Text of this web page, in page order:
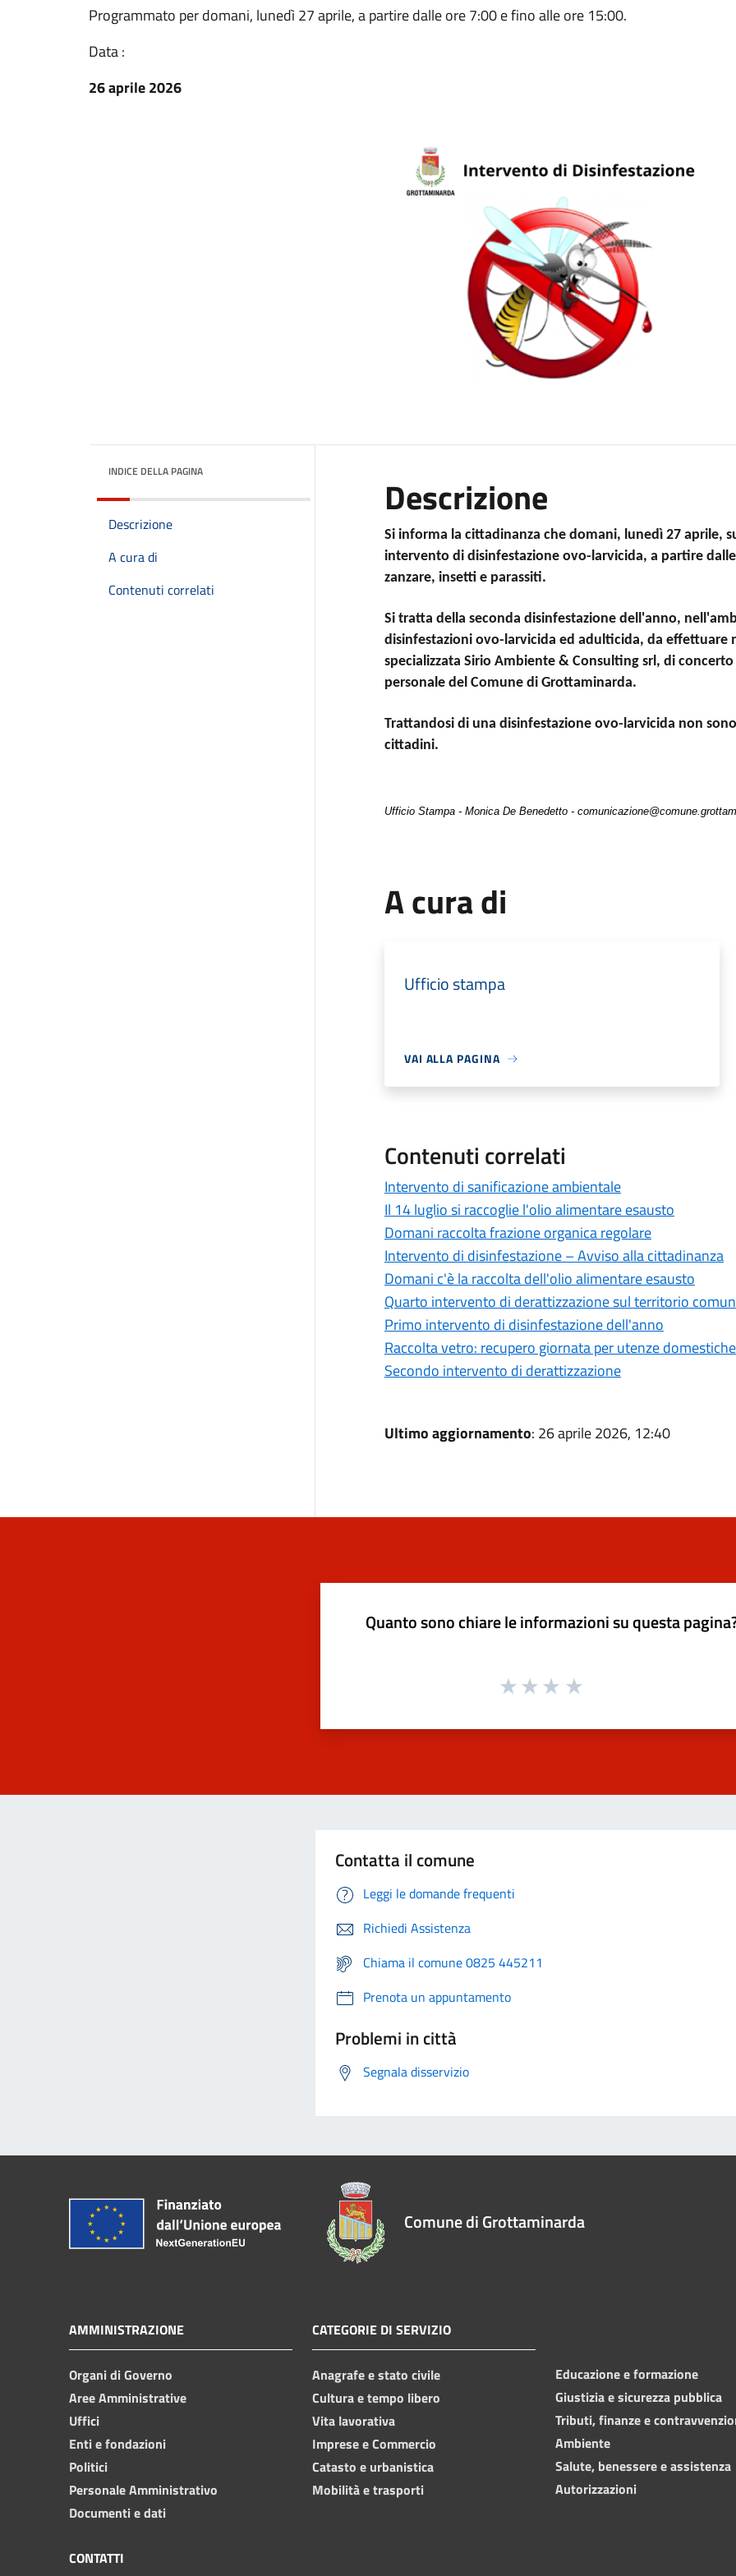
Programmato per domani, lunedì 27 aprile, a partire dalle ore 7:00 e fino alle ore 15:00.
Data :
26 aprile 2026
INDICE DELLA PAGINA
Descrizione
A cura di
Contenuti correlati
Descrizione
Si informa la cittadinanza che domani, lunedì 27 aprile,
intervento di disinfestazione ovo-larvicida, a partire
zanzare, insetti e parassiti.
Si tratta della seconda disinfestazione dell'anno,
disinfestazioni ovo-larvicida ed adulticida, da effettuare
specializzata Sirio Ambiente & Consulting srl, di
personale del Comune di Grottaminarda.
Trattandosi di una disinfestazione ovo-larvicida non
cittadini.
Ufficio Stampa - Monica De Benedetto -
A cura di
Ufficio stampa
VAI ALLA PAGINA
Contenuti correlati
Intervento di sanificazione ambientale
Il 14 luglio si raccoglie l'olio alimentare esausto
Domani raccolta frazione organica regolare
Intervento di disinfestazione – Avviso alla cittadinanza
Domani c'è la raccolta dell'olio alimentare esausto
Quarto intervento di derattizzazione sul territorio
Primo intervento di disinfestazione dell'anno
Raccolta vetro: recupero giornata per utenze
Secondo intervento di derattizzazione
Ultimo aggiornamento: 26 aprile 2026, 12:40
Quanto sono chiare le informazioni su questa
Contatta il comune
Leggi le domande frequenti
Richiedi Assistenza
Chiama il comune 0825 445211
Prenota un appuntamento
Problemi in città
Segnala disservizio
Comune di Grottaminarda
AMMINISTRAZIONE
Organi di Governo
Aree Amministrative
Uffici
Enti e fondazioni
Politici
Personale Amministrativo
Documenti e dati
CATEGORIE DI SERVIZIO
Anagrafe e stato civile
Cultura e tempo libero
Vita lavorativa
Imprese e Commercio
Catasto e urbanistica
Mobilità e trasporti
Educazione e formazione
Giustizia e sicurezza pubblica
Tributi, finanze e
Ambiente
Salute, benessere e assistenza
Autorizzazioni
CONTATTI